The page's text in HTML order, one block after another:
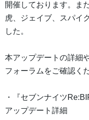
開催しております。ま
虎、ジェイブ、スパイ
した。
本アップデートの詳細
フォーラムをご確認く
・『セブンナイツ
アップデート詳細